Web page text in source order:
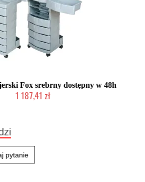
Fox srebrny dostępny w 48h
1 187,41 zł
pytanie